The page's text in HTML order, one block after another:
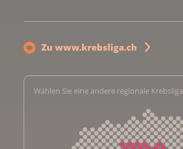
Zu www.krebsliga.ch
Wählen Sie eine andere regionale Krebsliga